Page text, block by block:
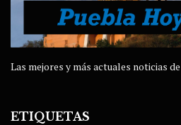
Las mejores y más actuales noticias
ETIQUETAS